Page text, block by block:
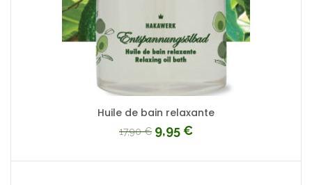
Huile de bain relaxante
17,90€ 9,95€